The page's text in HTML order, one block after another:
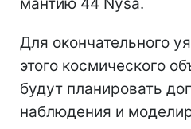
мантию 44 Nysa.
Для окончательного
этого космического
будут планировать
наблюдения и